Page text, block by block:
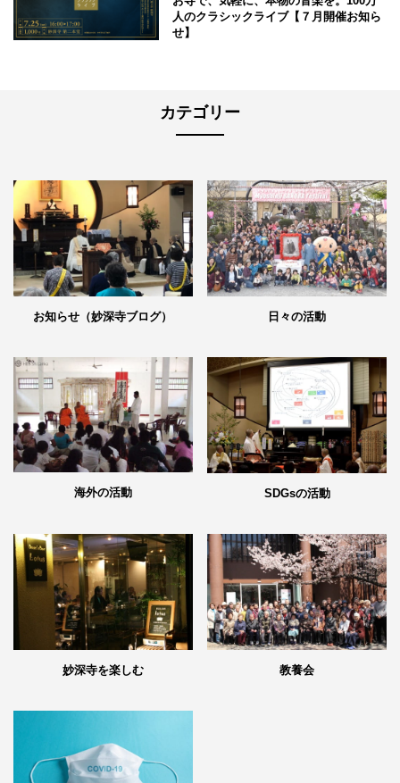
人のクラシックライブ【７月開催お知ら
せ】
カテゴリー
お知らせ（妙深寺ブログ） 日々の活動
海外の活動 SDGsの活動
妙深寺を楽しむ 教養会